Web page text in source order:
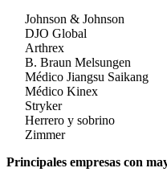
Johnson & Johnson
DJO Global
Arthrex
B. Braun Melsungen
Médico Jiangsu Saikang
Médico Kinex
Stryker
Herrero y sobrino
Zimmer
Principales empresas con